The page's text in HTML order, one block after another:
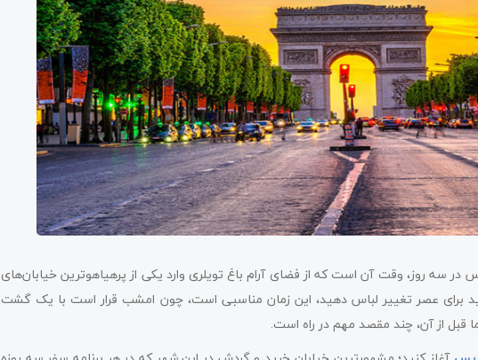
در سه روز، وقت آن است که از فضای آرام باغ تویلری وارد یکی از پرهیاهوترین خیابان‌های
برای عصر تغییر لباس دهید، این زمان مناسبی است، چون امشب قرار است با یک گشت
قبل از آن، چند مقصد مهم در راه است.